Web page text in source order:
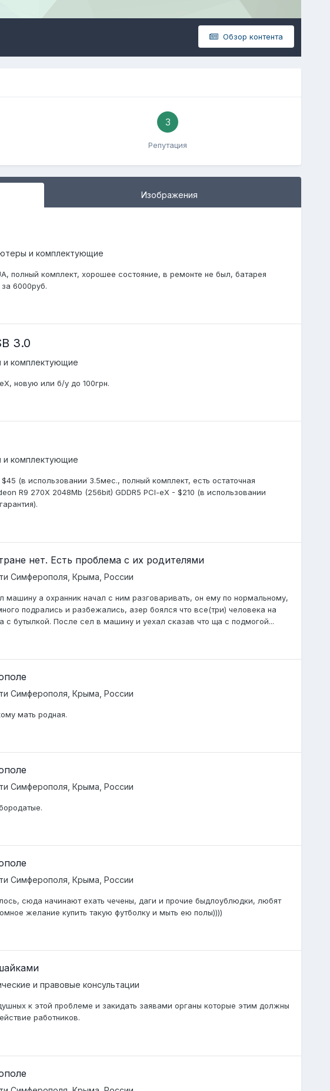
Обзор контента
3
Репутация
Изображения
и комплектующие
полный комплект, хорошее состояние, в ремонте не был, батарея
6000руб.
3.0
комплектующие
новую или б/у до 100грн.
комплектующие
(в использовании 3.5мес., полный комплект, есть остаточная
R9 270X 2048Mb (256bit) GDDR5 PCI-eX - $210 (в использовании
нет. Есть проблема с их родителями
Симферополя, Крыма, России
машину а охранник начал с ним разговаривать, он ему по нормальному,
подрались и разбежались, азер боялся что все(три) человека на
с бутылкой. После сел в машину и уехал сказав что ща с подмогой...
Симферополя, Крыма, России
мать родная.
Симферополя, Крыма, России
Симферополя, Крыма, России
сюда начинают ехать чечены, даги и прочие быдлоублюдки, любят
желание купить такую футболку и мыть ею полы))))
и правовые консультации
к этой проблеме и закидать заявами органы которые этим должны
работников.